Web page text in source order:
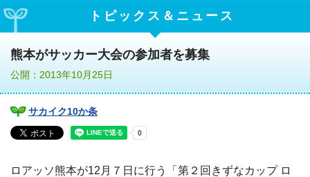
トピックス＆ニュース
熊本がサッカー大会の参加者を募集
公開：2013年10月25日
サカイク10か条
ロアッソ熊本が12月７日に行う「第２回きずなカップ ロ